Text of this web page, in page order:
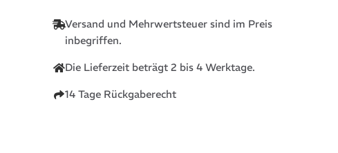
Versand und Mehrwertsteuer sind im Preis
inbegriffen.
Die Lieferzeit beträgt 2 bis 4 Werktage.
14 Tage Rückgaberecht